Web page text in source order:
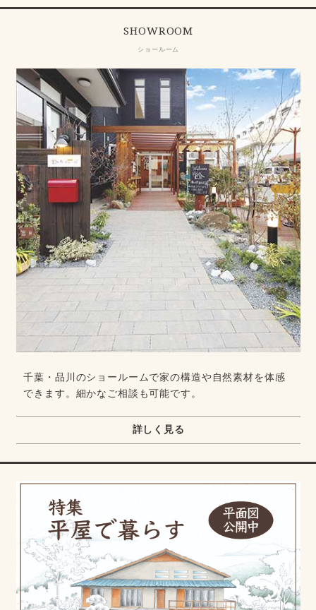
SHOWROOM
ショールーム
千葉・品川のショールームで家の構造や自然素材を体感
できます。細かなご相談も可能です。
詳しく見る